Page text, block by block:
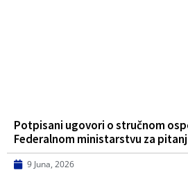
Potpisani ugovori o stručnom
Federalnom ministarstvu za
9 Juna, 2026